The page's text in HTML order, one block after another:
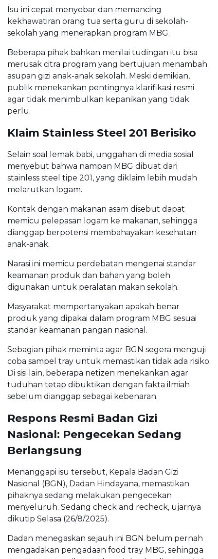
Isu ini cepat menyebar dan memancing
kekhawatiran orang tua serta guru di sekolah-
sekolah yang menerapkan program MBG.
Beberapa pihak bahkan menilai tudingan itu bisa
merusak citra program yang bertujuan menambah
asupan gizi anak-anak sekolah. Meski demikian,
publik menekankan pentingnya klarifikasi resmi
agar tidak menimbulkan kepanikan yang tidak
perlu.
Klaim Stainless Steel 201 Berisiko
Selain soal lemak babi, unggahan di media sosial
menyebut bahwa nampan MBG dibuat dari
stainless steel tipe 201, yang diklaim lebih mudah
melarutkan logam.
Kontak dengan makanan asam disebut dapat
memicu pelepasan logam ke makanan, sehingga
dianggap berpotensi membahayakan kesehatan
anak-anak.
Narasi ini memicu perdebatan mengenai standar
keamanan produk dan bahan yang boleh
digunakan untuk peralatan makan sekolah.
Masyarakat mempertanyakan apakah benar
produk yang dipakai dalam program MBG sesuai
standar keamanan pangan nasional.
Sebagian pihak meminta agar BGN segera menguji
coba sampel tray untuk memastikan tidak ada risiko.
Di sisi lain, beberapa netizen menekankan agar
tuduhan tetap dibuktikan dengan fakta ilmiah
sebelum dianggap sebagai kebenaran.
Respons Resmi Badan Gizi
Nasional: Pengecekan Sedang
Berlangsung
Menanggapi isu tersebut, Kepala Badan Gizi
Nasional (BGN), Dadan Hindayana, memastikan
pihaknya sedang melakukan pengecekan
menyeluruh. Sedang check and recheck, ujarnya
dikutip Selasa (26/8/2025).
Dadan menegaskan sejauh ini BGN belum pernah
mengadakan pengadaan food tray MBG, sehingga